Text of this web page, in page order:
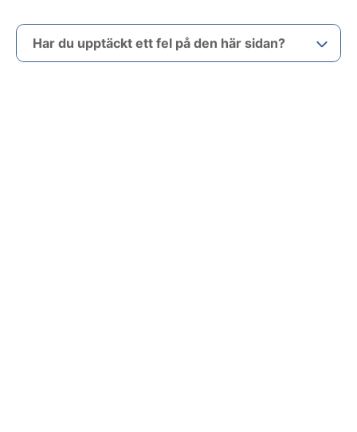
Har du upptäckt ett fel på den här sidan?